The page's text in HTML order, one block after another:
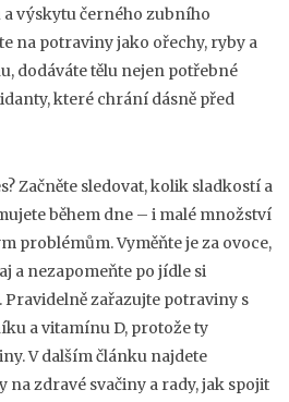
výskytu černého zubního
na potraviny jako ořechy, ryby a
dodáváte tělu nejen potřebné
které chrání dásně před
Začněte sledovat, kolik sladkostí a
během dne – i malé množství
problémům. Vyměňte je za ovoce,
a nezapomeňte po jídle si
zařazujte potraviny s
a vitamínu D, protože ty
V dalším článku najdete
zdravé svačiny a rady, jak spojit